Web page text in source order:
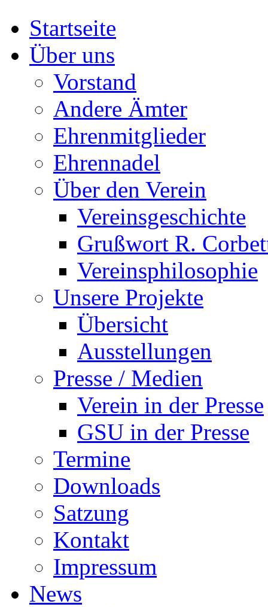
Startseite
Über uns
Vorstand
Andere Ämter
Ehrenmitglieder
Ehrennadel
Über den Verein
Vereinsgeschichte
Grußwort R.
Vereinsphilosophie
Unsere Projekte
Übersicht
Ausstellungen
Presse / Medien
Verein in der Presse
GSU in der Presse
Termine
Downloads
Satzung
Kontakt
Impressum
News